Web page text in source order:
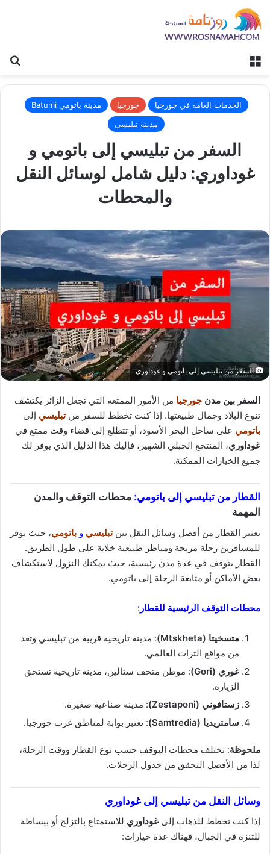
الخدمات العامة في جورجيا جورجيا
مدينة باتومي Batumi
مدينة تبليسى
السفر من تبليسي إلى باتومي و
غوداوري: دليل شامل لوسائل النقل
والمحطات
السفر من تبليسي إلى باتومي و غوداوري
السفر بين مدن جورجيا من الأمور الممتعة التي تجعل الزائر يكتشف
تنوع البلاد وجمال طبيعتها. إذا كنت تخطط للسفر منتبليسي إلى
باتومي على ساحل البحر الأسود، أو تتطلع إلى قضاء وقت ممتع في
غوداوري، المنتجع الجبلي الشهير، فإليك هذا الدليل الذي يوفر لك
جميع الخيارات الممكنة.
القطار من تبليسي إلى باتومي: محطات التوقف والمدن
المهمة
يعتبر القطار من أفضل وسائل النقل بينتبليسي و باتومي، حيث يوفر
للمسافرين رحلة مريحة ومناظر طبيعية خلابة على طول الطريق.
القطار يتوقف في عدة مدن رئيسية، حيث يمكنك النزول لاستكشاف
بعض الأماكن أو متابعة الرحلة إلى باتومي.
محطات التوقف الرئيسية للقطار :
متسخيتا (Mtskheta)
: مدينة تاريخية قريبة من تبليسي وتعد
من مواقع التراث العالمي.
غوري (Gori)
: موطن متحف ستالين، مدينة تاريخية تستحق
الزيارة.
زستافوني (Zestaponi)
: مدينة صناعية صغيرة.
سامتريديا (Samtredia)
: تعتبر بوابة لمناطق غرب جورجيا.
ملحوظة: تختلف محطات التوقف حسب نوع القطار ووقت الرحلة،
لذا من الأفضل التحقق من جدول الرحلات.
وسائل النقل من تبليسي إلى غوداوري
إذا كنت تخطط للذهاب إلى غوداوري للاستمتاع بالتزلج أو ببساطة
للتنزه في الجبال، فهناك عدة خيارات: